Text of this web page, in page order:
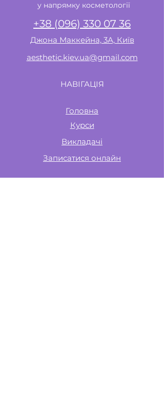
у напрямку косметології
+38 (096) 330 07 36
Джона Маккейна, 3А, Київ
aesthetic.kiev.ua@gmail.com
НАВІГАЦІЯ
Головна
Курси
Викладачі
Записатися онлайн